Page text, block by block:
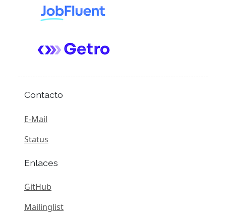
Contacto
E-Mail
Status
Enlaces
GitHub
Mailinglist